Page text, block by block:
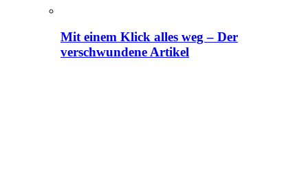
Mit einem Klick alles weg – Der
verschwundene Artikel